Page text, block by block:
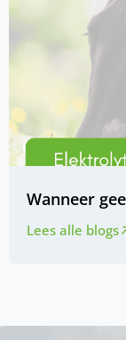
Wanneer
Lees alle blogs